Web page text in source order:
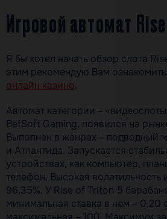
Игровой автомат
Я бы хотел начать обзор слота
этим рекомендую Вам
онлайн казино.
Автомат категории –
BetSoft Gaming, появился на
Выполнен в жанрах – подводный
и Атлантида. Запускается
устройствах, как компьютер,
телефон. Высокая волатильность
96,35%. У Rise of Triton 5
минимальная ставка в нем – 0,20